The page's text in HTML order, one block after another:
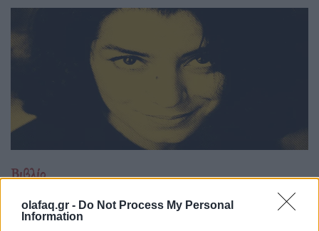
olafaq.gr - Do Not Process My Personal
Information
Βιβλίο
Marjane Satrapi: «Δεν θεωρώ τον εαυτό μου
επαναστάτρια. Λέω απλώς αυτό που